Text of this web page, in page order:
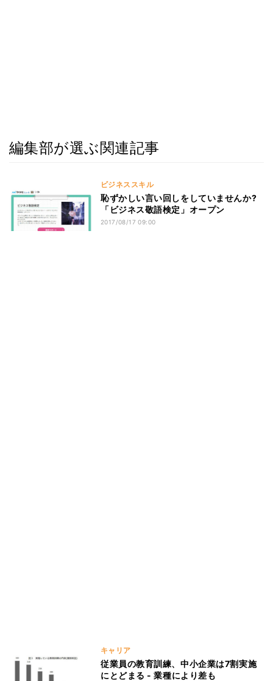
編集部が選ぶ関連記事
ビジネススキル
恥ずかしい言い回しをしていませんか?
「ビジネス敬語検定」オープン
2017/08/17 09:00
キャリア
従業員の教育訓練、中小企業は7割実施
にとどまる - 業種により差も